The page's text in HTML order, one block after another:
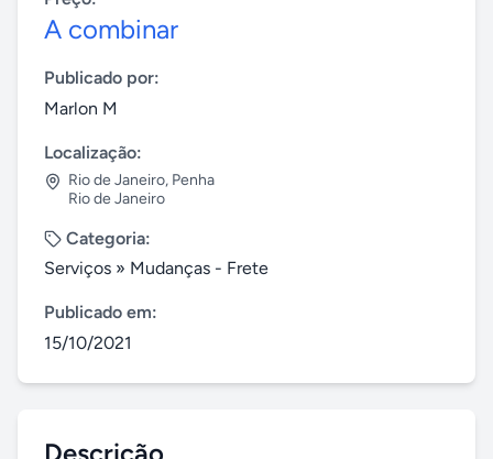
A combinar
Publicado por:
Marlon M
Localização:
Rio de Janeiro, Penha
Rio de Janeiro
Categoria:
Serviços » Mudanças - Frete
Publicado em:
15/10/2021